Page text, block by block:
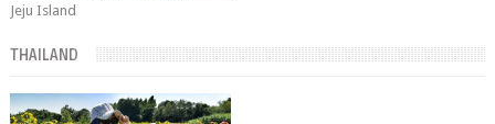
Jeju Island
THAILAND